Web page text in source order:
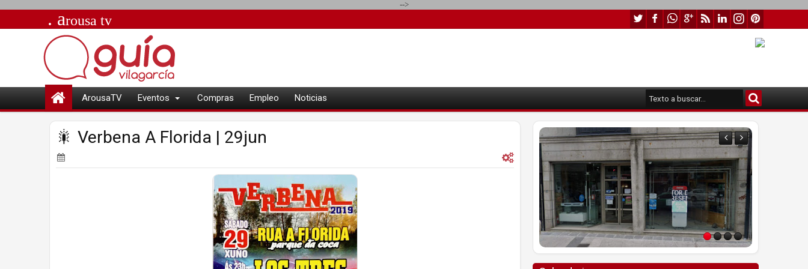
-->
. arousa tv
ArousaTV Eventos Compras Empleo Noticias
🎇 Verbena A Florida | 29jun